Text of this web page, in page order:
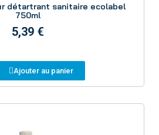
détartrant sanitaire ecolabel
750ml
5,39 €
Ajouter au panier